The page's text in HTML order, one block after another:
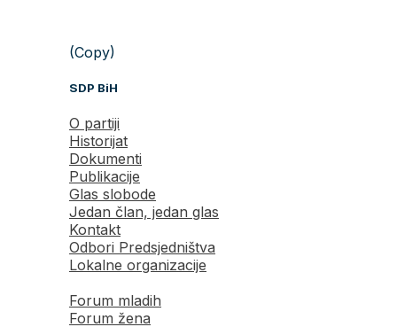
(Copy)
SDP BiH
O partiji
Historijat
Dokumenti
Publikacije
Glas slobode
Jedan član, jedan glas
Kontakt
Odbori Predsjedništva
Lokalne organizacije
Forum mladih
Forum žena